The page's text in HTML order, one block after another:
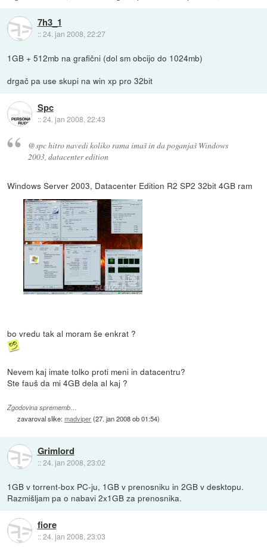
7h3_1
::24. jan 2008, 22:27
1GB + 512mb na grafični (dol sm obcijo do 1024mb)
drgač pa use skupi na win xp pro 32bit
Spc
::24. jan 2008, 22:43
@spc hitro navedi koliko rama imaš in da poganjaš Windows
2003, datacenter edition
Windows Server 2003, Datacenter Edition R2 SP2 32bit 4GB ram
bo vredu tak al moram še enkrat ?
Nevem kaj imate tolko proti meni in datacentru?
Ste fauš da mi 4GB dela al kaj ?
Zgodovina sprememb…
zavaroval slike:madviper(27. jan 2008 ob 01:54)
Grimlord
::24. jan 2008, 23:02
1GB v torrent-box PC-ju, 1GB v prenosniku in 2GB v desktopu.
Razmišljam pa o nabavi 2x1GB za prenosnika.
fiore
::24. jan 2008, 23:03